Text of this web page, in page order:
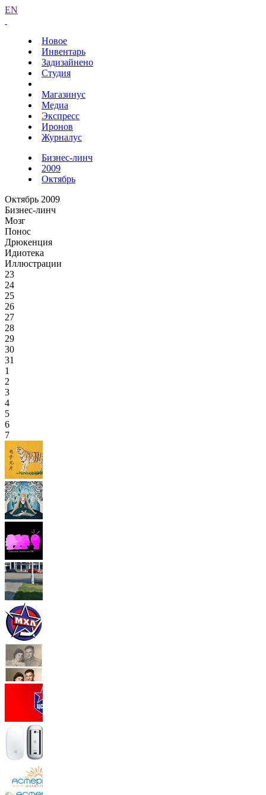
EN
Новое
Инвентарь
Задизайнено
Студия
Магазинус
Медиа
Экспресс
Иронов
Журналус
Бизнес-линч
2009
Октябрь
Октябрь 2009
Бизнес-линч
Мозг
Понос
Дрюкенция
Идиотека
Иллюстрации
23
24
25
26
27
28
29
30
31
1
2
3
4
5
6
7